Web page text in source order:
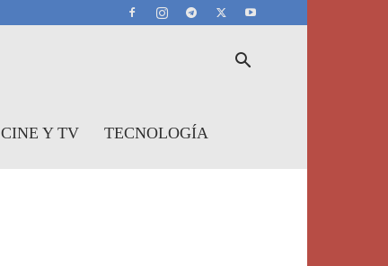
CINE Y TV TECNOLOGÍA